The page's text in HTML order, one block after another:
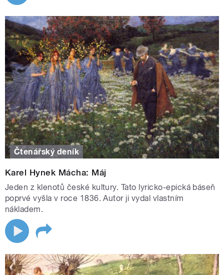
Čtenářský deník
Karel Hynek Mácha: Máj
Jeden z klenotů české kultury. Tato lyricko-epická báseň
poprvé vyšla v roce 1836. Autor ji vydal vlastním
nákladem.